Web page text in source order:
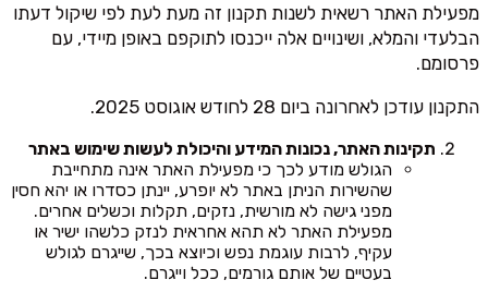
מפעילת האתר רשאית לשנות תקנון זה מעת לעת לפי שיקול דעתו
הבלעדי והמלא, ושינויים אלה ייכנסו לתוקפם באופן מיידי, עם
פרסומם.
התקנון עודכן לאחרונה ביום 28 לחודש אוגוסט 2025.
תקינות האתר, נכונות המידע והיכולת לעשות שימוש באתר
הגולש מודע לכך כי מפעילת האתר אינה מתחייבת
שהשירות הניתן באתר לא יופרע, יינתן כסדרו או יהא חסין
מפני גישה לא מורשית, נזקים, תקלות וכשלים אחרים.
מפעילת האתר לא תהא אחראית לנזק כלשהו ישיר או
עקיף, לרבות עוגמת נפש וכיוצא בכך, שייגרם לגולש
בעטיים של אותם גורמים, ככל וייגרם.